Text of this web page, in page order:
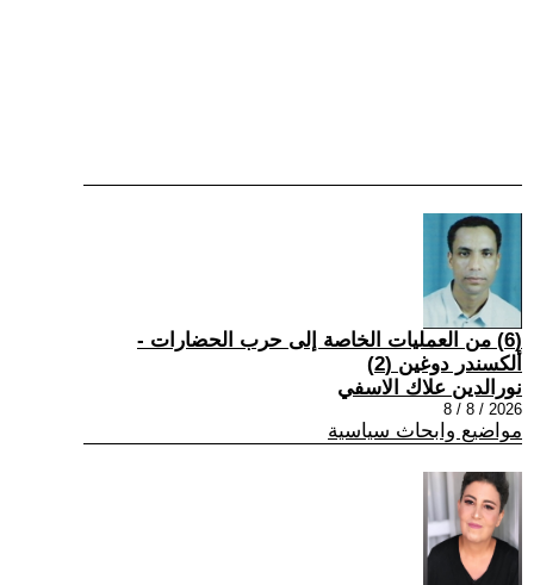
(6) من العمليات الخاصة إلى حرب الحضارات -
ألكسندر دوغين (2)
نورالدين علاك الاسفي
2026 / 8 / 8
مواضيع وابحاث سياسية